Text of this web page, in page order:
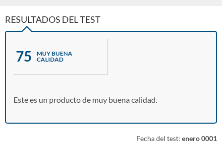
RESULTADOS DEL TEST
75
MUY BUENA
CALIDAD
Este es un producto de muy buena calidad.
Fecha del test: enero 0001